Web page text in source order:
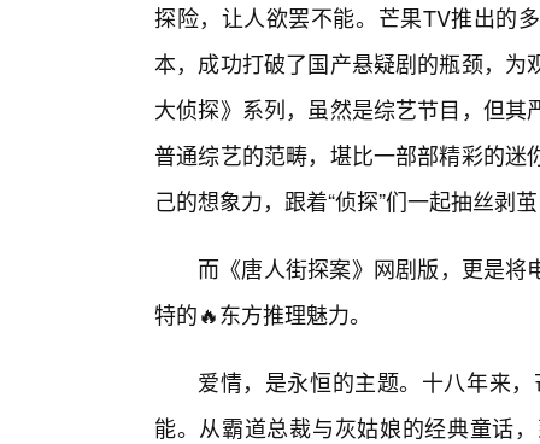
探险，让人欲罢不能。芒果TV推出的
本，成功打破了国产悬疑剧的瓶颈，
大侦探》系列，虽然是综艺节目，但
普通综艺的范畴，堪比一部部精彩的
己的想象力，跟着“侦探”们一起抽丝剥
而《唐人街探案》网剧版，更是
特的🔥东方推理魅力。
爱情，是永恒的主题。十八年来
能。从霸道总裁与灰姑娘的经典童话